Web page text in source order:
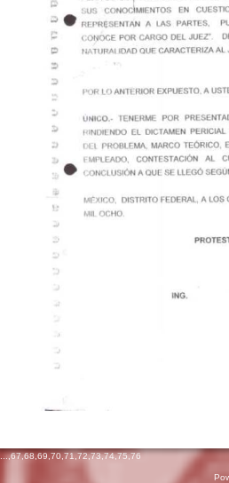
...,67,68,69,70,71,72,73,74,75,76